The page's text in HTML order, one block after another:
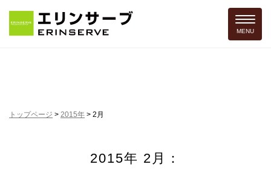
Toggle
MENU
トップページ > 2015年 > 2月
2015年 2月：